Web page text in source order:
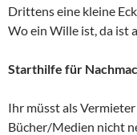
Drittens eine kleine
Wo ein Wille ist, da ist
Starthilfe für
Ihr müsst als
Bücher/Medien nicht